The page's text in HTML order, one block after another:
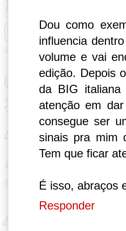
Dou como
influencia
volume e vai
edição. Depois
da BIG italiana
atenção em
consegue ser
sinais pra mim
Tem que ficar
É isso, abraços
Responder